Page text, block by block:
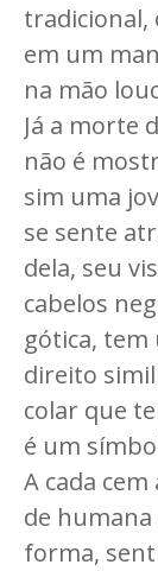
tradicional,
em um
na mão
Já a morte
não é
sim uma
se sente
dela, seu
cabelos
gótica, tem
direito
colar que
é um
A cada
de
forma,